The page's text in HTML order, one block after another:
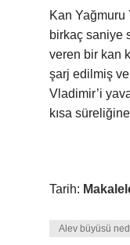
Kan
birkaç saniye
veren bir kan
şarj edilmiş ve
Vladimir’i
kısa
Tarih:
Alev büyüsü